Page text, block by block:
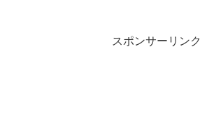
スポンサーリンク